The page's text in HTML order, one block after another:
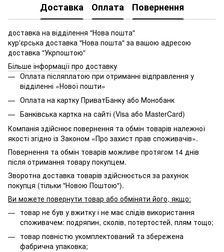
Доставка Оплата Повернення
доставка на відділення "Нова пошта"
кур'єрська доставка "Нова пошта" за вашою адресою
доставка "Укрпоштою"
Більше інформації про доставку
Оплата післяплатою при отриманні відправлення у
відділенні «Нової пошти»
Оплата на картку ПриватБанку або Монобанк
Банківська картка на сайті (Visa або MasterCard)
Компанія здійснює повернення та обмін товарів належної
якості згідно із Законом «Про захист прав споживачів».
Повернення та обмін товарів можливе протягом 14 днів
після отримання товару покупцем.
Зворотна доставка товарів здійснюється за рахунок
покупця (тільки "Новою Поштою").
Ви можете повернути товар або обміняти його, якщо:
товар не був у вжитку і не має слідів використання
споживачем: подряпин, сколів, потертостей, плям тощо;
товар повністю укомплектований та збережена
фабрична упаковка;